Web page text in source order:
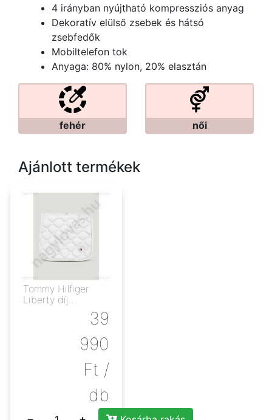
4 irányban nyújtható kompressziós anyag
Dekoratív elülső zsebek és hátsó
zsebfedők
Mobiltelefon tok
Anyaga: 80% nylon, 20% elasztán
fehér női
Ajánlott termékek
Tommy Hilfiger
Liberty díj
nyeregalátét fehér
39
990
Ft /
db